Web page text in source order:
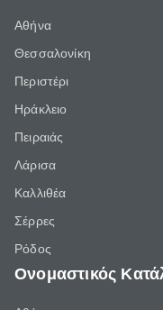
Αθήνα
Θεσσαλονίκη
Περιστέρι
Ηράκλειο
Πειραιάς
Λάρισα
Καλλιθέα
Σέρρες
Ρόδος
Ονομαστικός